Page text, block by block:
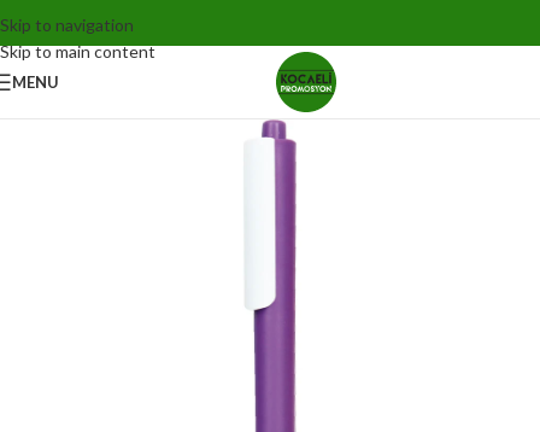
Skip to navigation
Skip to main content
MENU